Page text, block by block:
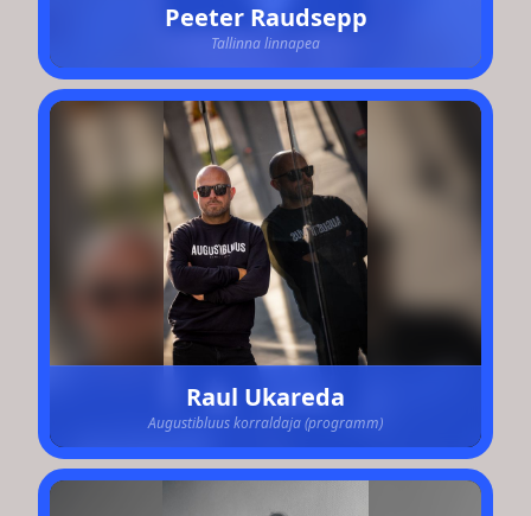
Peeter Raudsepp
Tallinna linnapea
Raul Ukareda
Augustibluus korraldaja (programm)